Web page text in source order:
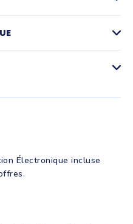
électronique
Électronique incluse